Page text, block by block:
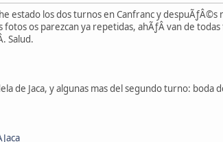
los dos turnos en Canfranc y despuÃƒÂ©s
fotos os parezcan ya repetidas, ahÃƒÂ­ van de
Salud.
de Jaca, y algunas mas del segundo turno: boda